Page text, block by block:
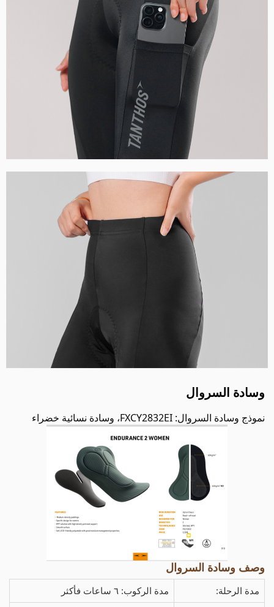
وسادة السروال
نموذج وسادة السروال: FXCY2832EI، وسادة نسائية خضراء
وصف وسادة السروال
مدة الرحلة: مدة الركوب: ٦ ساعات فأكثر